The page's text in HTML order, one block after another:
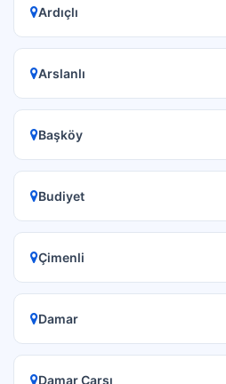
Ardıçlı
Arslanlı
Başköy
Budiyet
Çimenli
Damar
Damar Çarşı